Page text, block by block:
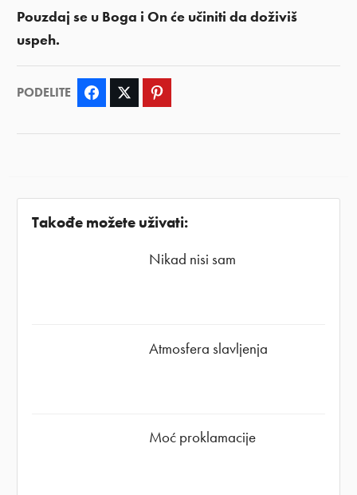
Pouzdaj se u Boga i On će učiniti da doživiš
uspeh.
PODELITE Facebook Twitter
Takođe možete uživati:
Nikad nisi sam
Atmosfera slavljenja
Moć proklamacije